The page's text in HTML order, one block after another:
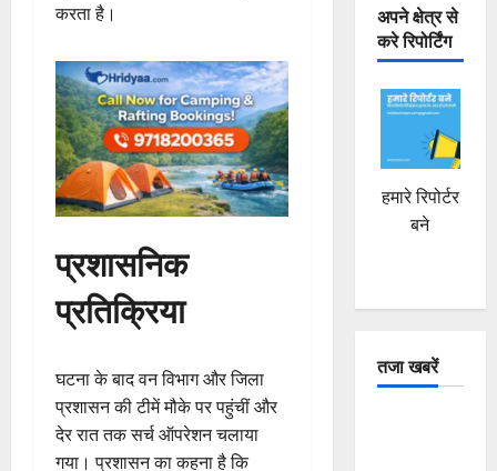
करता है।
प्रशासनिक
प्रतिक्रिया
घटना के बाद वन विभाग और जिला
प्रशासन की टीमें मौके पर पहुंचीं और
देर रात तक सर्च ऑपरेशन चलाया
गया। प्रशासन का कहना है कि
अपने क्षेत्र से
करे रिपोर्टिंग
हमारे रिपोर्टर
बने
तजा खबरें